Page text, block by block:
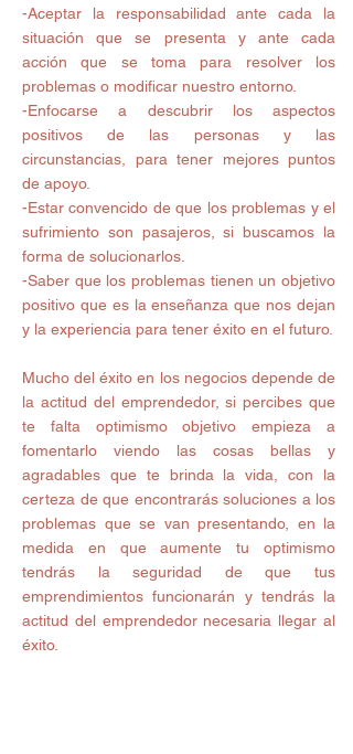
-Aceptar la responsabilidad ante cada la
situación que se presenta y ante cada
acción que se toma para resolver los
problemas o modificar nuestro entorno.
-Enfocarse a descubrir los aspectos
positivos de las personas y las
circunstancias, para tener mejores puntos
de apoyo.
-Estar convencido de que los problemas y el
sufrimiento son pasajeros, si buscamos la
forma de solucionarlos.
-Saber que los problemas tienen un objetivo
positivo que es la enseñanza que nos dejan
Mucho del éxito en los negocios depende de
la actitud del emprendedor, si percibes que
te falta optimismo objetivo empieza a
fomentarlo viendo las cosas bellas y
agradables que te brinda la vida, con la
certeza de que encontrarás soluciones a los
problemas que se van presentando, en la
medida en que aumente tu optimismo
tendrás la seguridad de que tus
emprendimientos funcionarán y tendrás la
actitud del emprendedor necesaria llegar al
éxito.